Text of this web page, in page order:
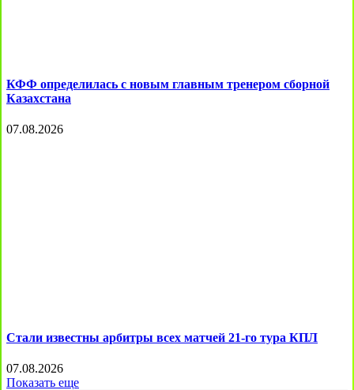
КФФ определилась с новым главным тренером сборной
Казахстана
07.08.2026
Стали известны арбитры всех матчей 21-го тура КПЛ
07.08.2026
Показать еще